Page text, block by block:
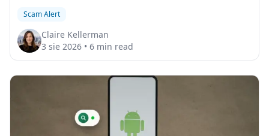
Scam Alert
Claire Kellerman
3 sie 2026 • 6 min read